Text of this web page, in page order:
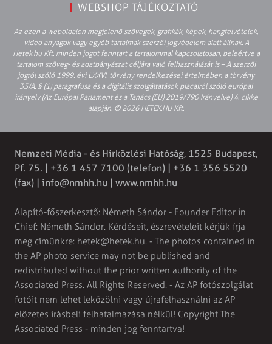
WEBSHOP TÁJÉKOZTATÓ
Az ezen a weboldalon megjelenő szövegek, grafikák, képek, hangfelvételek,
video anyagok vagy egyéb tartalmak szerzői jogvédelem alatt állnak. A
Hetek.hu Kft. minden jogot fenntart a tartalommal kapcsolatosan, beleértve a
tartalom szöveg- és adatbányászat céljára való felhasználását is – A szerzői
jogról szóló 1999. évi LXXVI. törvény rendelkezései értelmében a törvény
35/A. § (1) paragrafusa és a digitális szolgáltatások piacairól szóló európai
irányelv (Az Európai Parlament és a Tanács (EU) 2019/790 Irányelve) 4. cikke
alapján. © 2026 HETEK.HU Kft.
Nemzeti Média - és Hírközlési Hatóság, 1525 Budapest,
Pf. 75. | +36 1 457 7100 (telefon) | +36 1 356 5520
(fax) | info@nmhh.hu | www.nmhh.hu
Alapító-főszerkesztő: Németh Sándor - Founder Editor in
Chief: Németh Sándor. Kérdéseit, észrevételeit kérjük írja
meg címünkre: hetek@hetek.hu. - The photos contained in
the AP photo service may not be published and
redistributed without the prior written authority of the
Associated Press. All Rights Reserved. - Az AP fotószolgálat
fotóit nem lehet leközölni vagy újrafelhasználni az AP
előzetes írásbeli felhatalmazása nélkül! Copyright The
Associated Press - minden jog fenntartva!